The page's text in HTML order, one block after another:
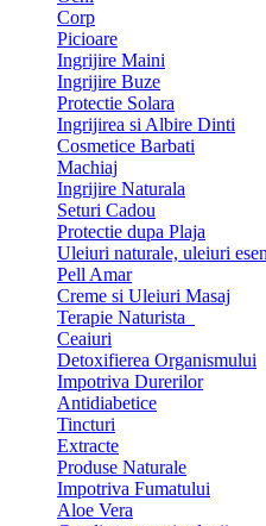
Corp
Picioare
Ingrijire Maini
Ingrijire Buze
Protectie Solara
Ingrijirea si Albire Dinti
Cosmetice Barbati
Machiaj
Ingrijire Naturala
Seturi Cadou
Protectie dupa Plaja
Uleiuri naturale, uleiuri
Pell Amar
Creme si Uleiuri Masaj
Terapie Naturista
Ceaiuri
Detoxifierea Organismului
Impotriva Durerilor
Antidiabetice
Tincturi
Extracte
Produse Naturale
Impotriva Fumatului
Aloe Vera